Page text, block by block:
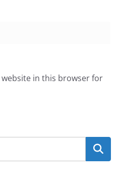
website in this browser for